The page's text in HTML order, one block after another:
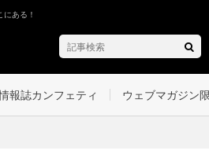
ある！
報誌カンフェティ ウェブマガジン